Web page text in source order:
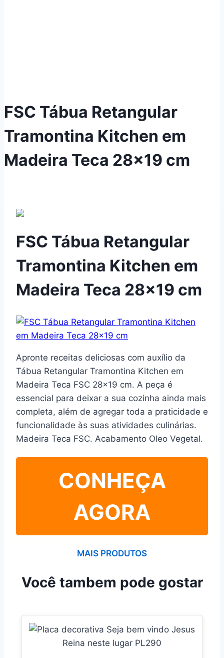
FSC Tábua Retangular
Tramontina Kitchen em
Madeira Teca 28×19 cm
FSC Tábua Retangular
Tramontina Kitchen em
Madeira Teca 28×19 cm
Apronte receitas deliciosas com auxílio da
Tábua Retangular Tramontina Kitchen em
Madeira Teca FSC 28×19 cm. A peça é
essencial para deixar a sua cozinha ainda mais
completa, além de agregar toda a praticidade e
funcionalidade às suas atividades culinárias.
Madeira Teca FSC. Acabamento Oleo Vegetal.
CONHEÇA
AGORA
MAIS PRODUTOS
Você tambem pode gostar